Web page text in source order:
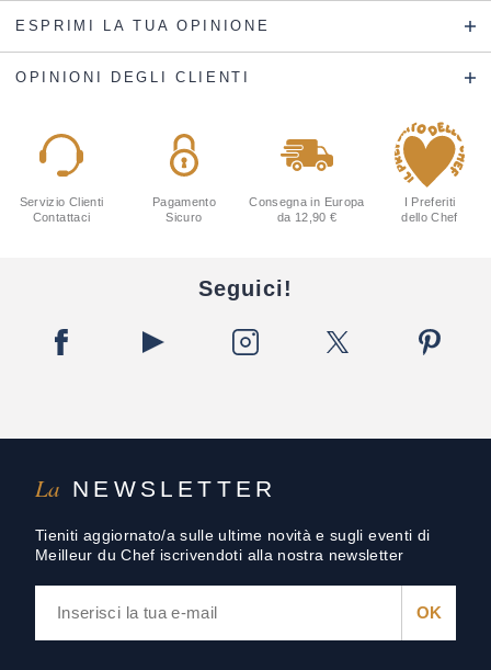
ESPRIMI LA TUA OPINIONE
OPINIONI DEGLI CLIENTI
La NEWSLETTER
Tieniti aggiornato/a sulle ultime novità e sugli eventi di
Meilleur du Chef iscrivendoti alla nostra newsletter
Servizio Clienti
Contattaci
Pagamento
Sicuro
Consegna in Europa
da 12,90 €
I Preferiti
dello Chef
Seguici!